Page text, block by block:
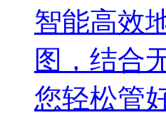
智能高效
图，结合
您轻松管